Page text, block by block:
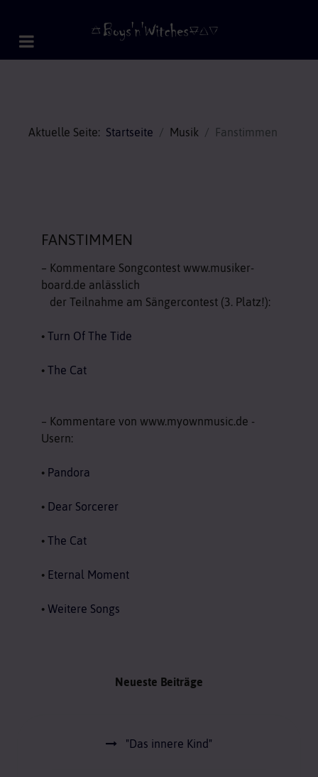
Aktuelle Seite: Startseite Musik Fanstimmen
FANSTIMMEN
– Kommentare Songcontest www.musiker-
board.de anlässlich
der Teilnahme am Sängercontest (3. Platz!):
• Turn Of The Tide
• The Cat
– Kommentare von www.myownmusic.de -
Usern:
• Pandora
• Dear Sorcerer
• The Cat
• Eternal Moment
• Weitere Songs
Neueste Beiträge
"Das innere Kind"